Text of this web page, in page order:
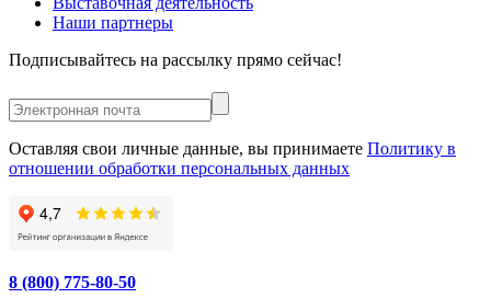
Наши партнеры
Подписывайтесь на рассылку прямо сейчас!
Оставляя свои личные данные, вы принимаете Политику в
отношении обработки персональных данных
8 (800) 775-80-50